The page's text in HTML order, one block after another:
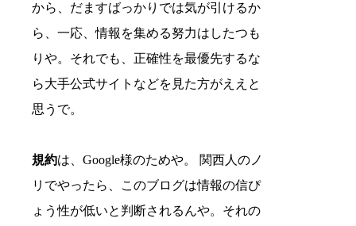
から、だますばっかりでは気が引けるか
ら、一応、情報を集める努力はしたつも
りや。それでも、正確性を最優先するな
ら大手公式サイトなどを見た方がええと
思うで。
規約は、Google様のためや。 関西人のノ
リでやったら、このブログは情報の信ぴ
ょう性が低いと判断されるんや。それの